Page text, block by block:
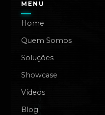
MENU
Home
Quem Somos
Soluções
Showcase
Vídeos
Blog